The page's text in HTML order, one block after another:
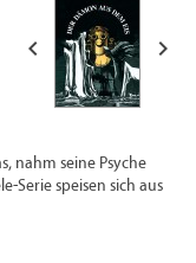
 
nahm seine Psyche
Serie speisen sich aus